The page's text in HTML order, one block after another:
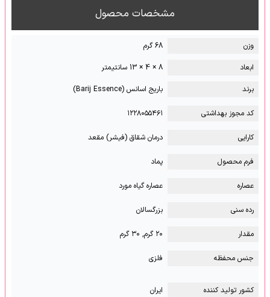
مشخصات محصول
وزن
68 گرم
ابعاد
8 × 4 × 13 سانتیمتر
برند
باریج اسانس (Barij Essence)
کد مجوز بهداشتی ۱۲۲۸۰۵۵۴۶۱
کارایی درمان شقاق (فیشر) مقعد
فرم محصول پماد
عصاره عصاره گیاه مورد
رده سنی بزرگسالان
مقدار ۲۰ گرم, ۳۰ گرم
جنس محفظه فلزی
کشور تولید کننده ایران